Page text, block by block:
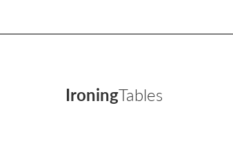
IroningTables